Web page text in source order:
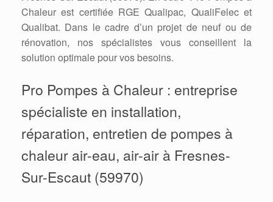
Chaleur est certifiée RGE Qualipac, QualiFelec et
Qualibat. Dans le cadre d’un projet de neuf ou de
rénovation, nos spécialistes vous conseillent la
solution optimale pour vos besoins.
Pro Pompes à Chaleur : entreprise
spécialiste en installation,
réparation, entretien de pompes à
chaleur air-eau, air-air à Fresnes-
Sur-Escaut (59970)